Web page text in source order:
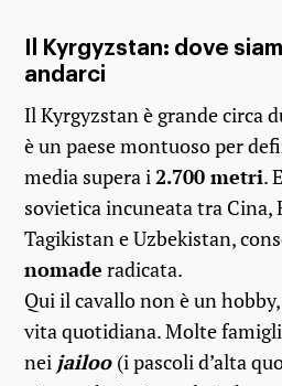
Il Kyrgyzstan: dove
andarci
Il Kyrgyzstan è grande circa
è un paese montuoso per
media supera i2.700 metri.
sovietica incuneata tra Cina,
Tagikistan e Uzbekistan,
nomade radicata.
Qui il cavallo non è un
vita quotidiana. Molte
nei jailoo (i pascoli d’alta